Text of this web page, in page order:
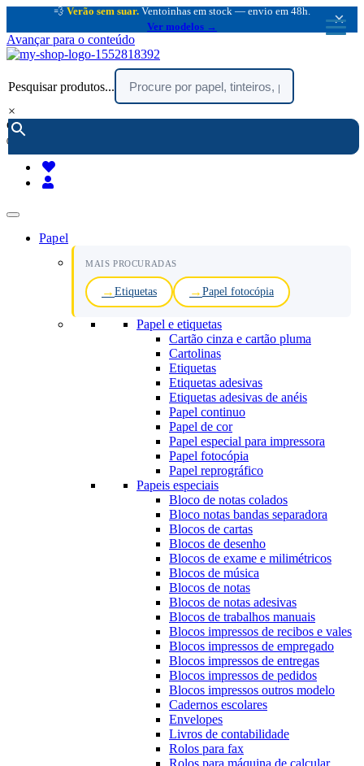
💨 Verão sem suar. Ventoinhas em stock — envio em 48h.
Ver modelos →
×
Avançar para o conteúdo
Pesquisar produtos...
×
encomendar por telefone :
(chamada rede fixa nacional)
Papel
MAIS PROCURADAS
Etiquetas Papel fotocópia
Papel e etiquetas
Cartão cinza e cartão pluma
Cartolinas
Etiquetas
Etiquetas adesivas
Etiquetas adesivas de anéis
Papel continuo
Papel de cor
Papel especial para impressora
Papel fotocópia
Papel reprográfico
Papeis especiais
Bloco de notas colados
Bloco notas bandas separadora
Blocos de cartas
Blocos de desenho
Blocos de exame e milimétricos
Blocos de música
Blocos de notas
Blocos de notas adesivas
Blocos de trabalhos manuais
Blocos impressos de recibos e vales
Blocos impressos de empregado
Blocos impressos de entregas
Blocos impressos de pedidos
Blocos impressos outros modelo
Cadernos escolares
Envelopes
Livros de contabilidade
Rolos para fax
Rolos para máquina de calcular